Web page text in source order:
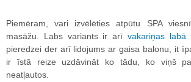
Piemēram, vari izvēlēties atpūtu SPA
masāžu. Labs variants ir arī vakariņas labā
pieredzei der arī lidojums ar gaisa balonu, it
ir īstā reize uzdāvināt ko tādu, ko viņš
neatļautos.